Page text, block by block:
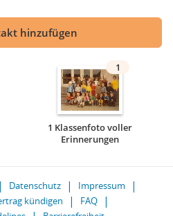
hinzufügen
1
1 Klassenfoto voller
Erinnerungen
Datenschutz
Impressum
kündigen
FAQ